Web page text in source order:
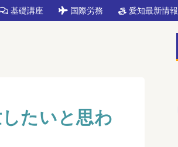
基礎講座 国際労務 愛知最新情報
たいと思わ